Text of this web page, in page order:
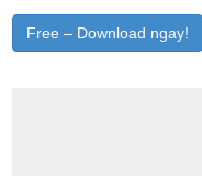
Free – Download ngay!